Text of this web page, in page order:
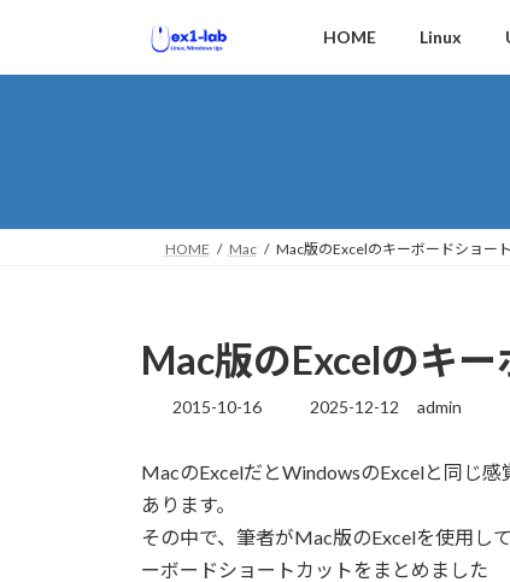
テ
ゲ
HOME Linux
HOME Mac Mac版のExcelのキーボードショー
Mac版のExcelのキ
2015-10-16
最
新
時
:
2025-12-12 admin
MacのExcelだとWindowsのExcelと同じ
あります。
その中で、筆者がMac版のExcelを使用し
ーボードショートカットをまとめました